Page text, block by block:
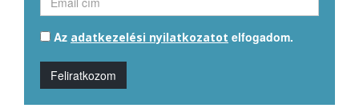
Az adatkezelési nyilatkozatot elfogadom.
Feliratkozom